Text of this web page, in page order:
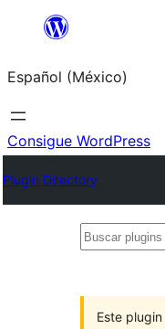
Saltar
contenido
Español (México)
Consigue WordPress
Plugin Directory
Buscar
Este plugin